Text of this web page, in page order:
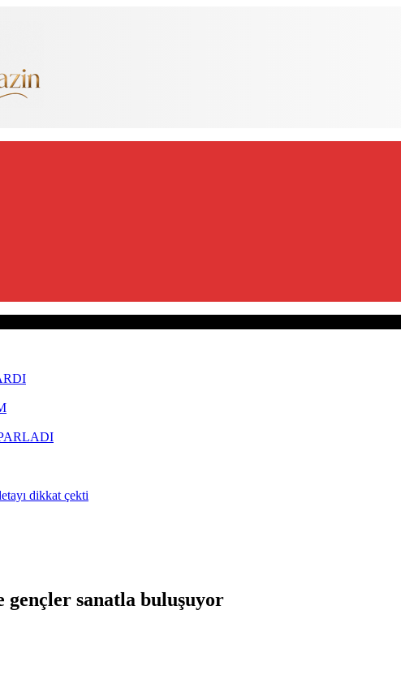
dikkat çekti
sanatla buluşuyor